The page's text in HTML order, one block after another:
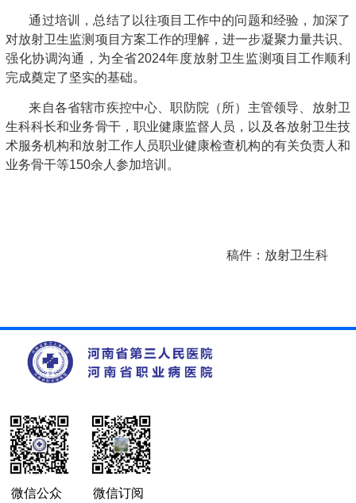
通过培训，总结了以往项目工作中的问题和经验，加深了
对放射卫生监测项目方案工作的理解，进一步凝聚力量共识、
强化协调沟通，为全省2024年度放射卫生监测项目工作顺利
完成奠定了坚实的基础。
来自各省辖市疾控中心、职防院（所）主管领导、放射卫
生科科长和业务骨干，职业健康监督人员，以及各放射卫生技
术服务机构和放射工作人员职业健康检查机构的有关负责人和
业务骨干等150余人参加培训。
稿件：放射卫生科
微信公众 微信订阅